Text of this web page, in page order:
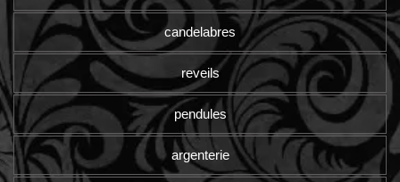
candelabres
reveils
pendules
argenterie